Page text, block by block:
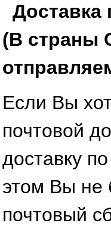
Доставка
(В страны
Если Вы
почтовой
доставку
этом Вы не
почтовый